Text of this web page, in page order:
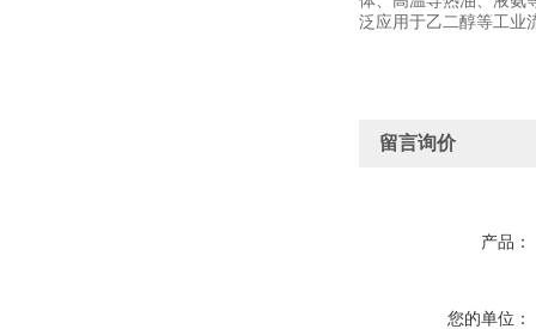
泛应用于乙二醇等工业
留言询价
产品：
您的单位：